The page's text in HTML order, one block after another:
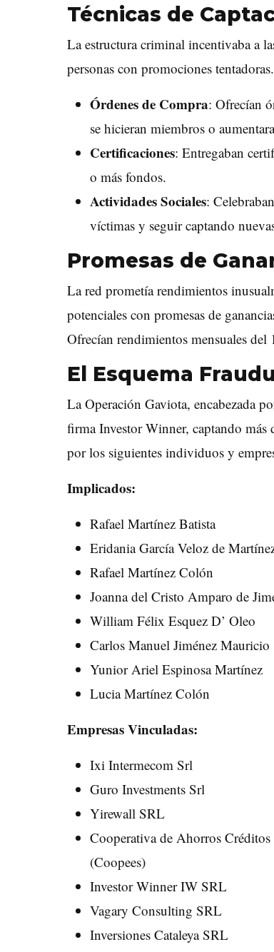
Técnicas de
La estructura criminal incentivaba a
personas con promociones
Órdenes de Compra: Ofrecían
se hicieran miembros o
Certificaciones: Entregaban
o más fondos.
Actividades Sociales:
víctimas y seguir captando
Promesas de
La red prometía rendimientos
potenciales con promesas de
Ofrecían rendimientos mensuales
El Esquema
La Operación Gaviota, encabezada
firma Investor Winner, captando más
por los siguientes individuos y
Implicados:
Rafael Martínez Batista
Eridania García Veloz de
Rafael Martínez Colón
Joanna del Cristo Amparo de
William Félix Esquez D’ Oleo
Carlos Manuel Jiménez Mauricio
Yunior Ariel Espinosa Martínez
Lucia Martínez Colón
Empresas Vinculadas:
Ixi Intermecom Srl
Guro Investments Srl
Yirewall SRL
Cooperativa de Ahorros
(Coopees)
Investor Winner IW SRL
Vagary Consulting SRL
Inversiones Cataleya SRL